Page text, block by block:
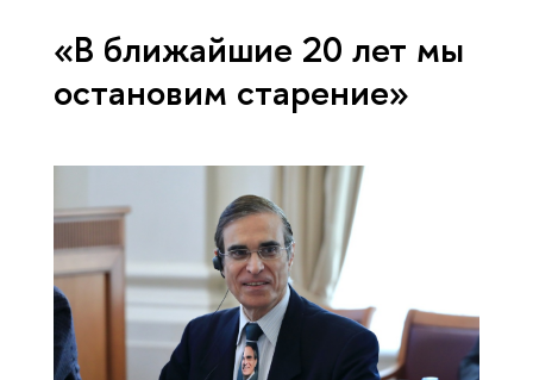
«В ближайшие 20 лет мы
остановим старение»